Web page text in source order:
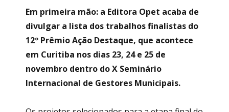
Em primeira mão: a Editora Opet acaba de
divulgar a lista dos trabalhos finalistas do
12º Prêmio Ação Destaque, que acontece
em Curitiba nos dias 23, 24 e 25 de
novembro dentro do X Seminário
Internacional de Gestores Municipais.